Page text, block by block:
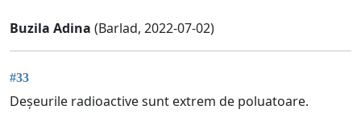
Buzila Adina (Barlad, 2022-07-02)
#33
Deșeurile radioactive sunt extrem de poluatoare.